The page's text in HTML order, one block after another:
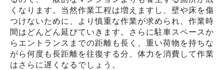
くなります。当然作業工程は増えますし、壁や床を傷
つけないために、より慎重な作業が求められ、作業時
間はどんどん延びていきます。さらに駐車スペースか
らエントランスまでの距離も長く、重い荷物を持ちな
がら何度も長距離を往復する分、体力を消費して作業
はさらに遅くなるでしょう。